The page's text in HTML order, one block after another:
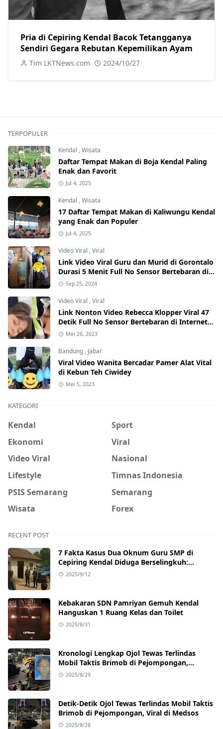
Pria di Cepiring Kendal Bacok Tetangganya
Sendiri Gegara Rebutan Kepemilikan Ayam
Tim LKTNews.com 2024/10/27
TERPOPULER
Kendal ,Wisata
Daftar Tempat Makan di Boja Kendal Paling
Enak dan Favorit
Jul 4, 2025
Kendal ,Wisata
17 Daftar Tempat Makan di Kaliwungu Kendal
yang Enak dan Populer
Jul 4, 2025
Video Viral ,Viral
Link Video Viral Guru dan Murid di Gorontalo
Durasi 5 Menit Full No Sensor Bertebaran di
Internet, Hati-Hati Phising!
Sep 25, 2024
Video Viral ,Viral
Link Nonton Video Rebecca Klopper Viral 47
Detik Full No Sensor Bertebaran di Internet,
Hati-Hati Phising!
Mei 26, 2023
Bandung , Jabar
Viral Video Wanita Bercadar Pamer Alat Vital
di Kebun Teh Ciwidey
Mei 5, 2023
KATEGORI
Kendal
Sport
Ekonomi
Viral
Video Viral
Nasional
Lifestyle
Timnas Indonesia
PSIS Semarang
Semarang
Wisata
Forex
RECENT POST
7 Fakta Kasus Dua Oknum Guru SMP di
Cepiring Kendal Diduga Berselingkuh:
Kronologi, Pengakuan, hingga Sanksi
2025/9/12
Kebakaran SDN Pamriyan Gemuh Kendal
Hanguskan 1 Ruang Kelas dan Toilet
2025/8/31
Kronologi Lengkap Ojol Tewas Terlindas
Mobil Taktis Brimob di Pejompongan,
Ternyata Sedang Antar Orderan
2025/8/29
Detik-Detik Ojol Tewas Terlindas Mobil Taktis
Brimob di Pejompongan, Viral di Medsos
2025/8/28